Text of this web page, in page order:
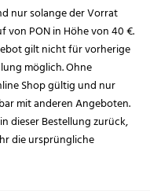
nur solange der Vorrat
von PON in Höhe von 40 €.
gilt nicht für vorherige
möglich. Ohne
Shop gültig und nur
mit anderen Angeboten.
dieser Bestellung zurück,
die ursprüngliche